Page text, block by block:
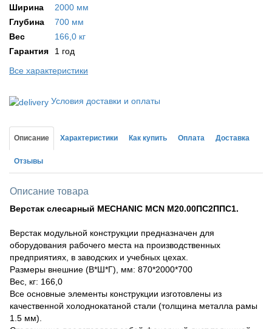
Ширина
2000 мм
Глубина
700 мм
Вес
166,0 кг
Гарантия
1 год
Все характеристики
Условия доставки и оплаты
Описание Характеристики Как купить Оплата Доставка
Отзывы
Описание товара
Верстак слесарный MECHANIC MCN М20.00ПС2ППС1.
Верстак модульной конструкции предназначен для
оборудования рабочего места на производственных
предприятиях, в заводских и учебных цехах.
Размеры внешние (В*Ш*Г), мм: 870*2000*700
Вес, кг: 166,0
Все основные элементы конструкции изготовлены из
качественной холоднокатаной стали (толщина металла рамы
1.5 мм).